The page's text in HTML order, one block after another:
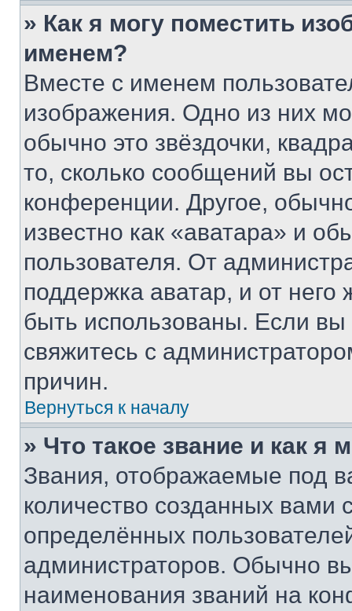
» Как я могу поместить
именем?
Вместе с именем
изображения. Одно из них
обычно это звёздочки,
то, сколько сообщений вы
конференции. Другое,
известно как «аватара» и
пользователя. От
поддержка аватар, и от него
быть использованы. Если
свяжитесь с
причин.
Вернуться к началу
» Что такое звание и как я
Звания, отображаемые под
количество созданных
определённых
администраторов. Обычно
наименования званий на